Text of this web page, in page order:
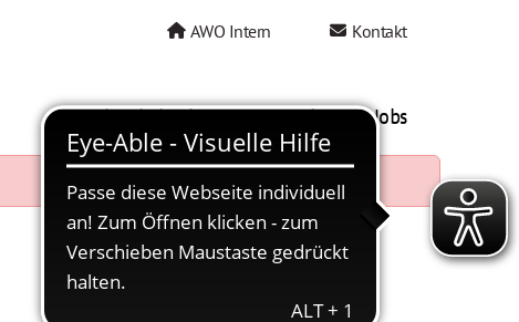
AWO Intern Kontakt
AWO als Arbeitgeber Mein AWO Jobs